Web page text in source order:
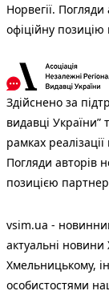
Норвегії.
офіційну
Здійснено за
видавці
рамках
Погляди авторів
позицією
vsim.ua -
актуальні новини
Хмельницькому,
особистостями